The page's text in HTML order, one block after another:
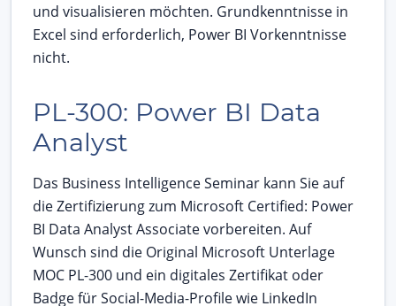
und visualisieren möchten. Grundkenntnisse in
Excel sind erforderlich, Power BI Vorkenntnisse
nicht.
PL-300: Power BI Data
Analyst
Das Business Intelligence Seminar kann Sie auf
die Zertifizierung zum Microsoft Certified: Power
BI Data Analyst Associate vorbereiten. Auf
Wunsch sind die Original Microsoft Unterlage
MOC PL-300 und ein digitales Zertifikat oder
Badge für Social-Media-Profile wie LinkedIn